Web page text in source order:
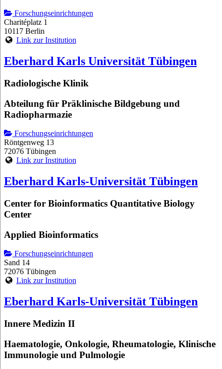
Forschungseinrichtungen
Charitéplatz 1
10117 Berlin
Link zur Institution
Eberhard Karls Universität Tübingen
Radiologische Klinik
Abteilung für Präklinische Bildgebung und
Radiopharmazie
Forschungseinrichtungen
Röntgenweg 13
72076 Tübingen
Link zur Institution
Eberhard Karls-Universität Tübingen
Center for Bioinformatics Quantitative Biology
Center
Applied Bioinformatics
Forschungseinrichtungen
Sand 14
72076 Tübingen
Link zur Institution
Eberhard Karls-Universität Tübingen
Innere Medizin II
Haematologie, Onkologie, Rheumatologie, Klinische
Immunologie und Pulmologie